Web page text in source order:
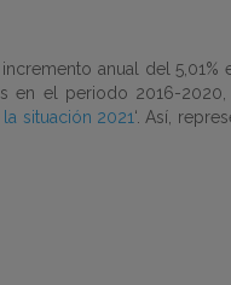
anual del
en el periodo 2016-
situación 2021‘. Así,